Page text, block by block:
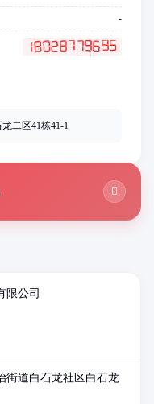
限公司
街道白石龙社区白石龙
-
二区41栋41-1